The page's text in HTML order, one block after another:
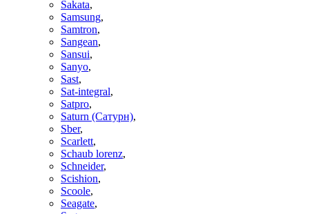
Sakata,
Samsung,
Samtron,
Sangean,
Sansui,
Sanyo,
Sast,
Sat-integral,
Satpro,
Saturn (Сатурн),
Sber,
Scarlett,
Schaub lorenz,
Schneider,
Scishion,
Scoole,
Seagate,